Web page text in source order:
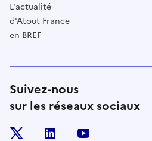
L'actualité
d'Atout France
en BREF
Suivez-nous
sur les réseaux sociaux
linkedin